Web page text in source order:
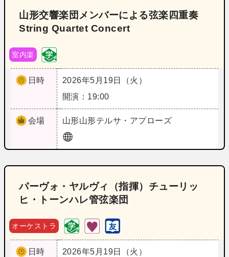
山形交響楽団メンバーによる弦楽四重奏
String Quartet Concert
室内楽
日時
2026年5月19日（火）
開演：19:00
会場 山形山形テルサ・アプローズ
パーヴォ・ヤルヴィ（指揮）チューリッ
ヒ・トーンハレ管弦楽団
オーケストラ
日時
2026年5月19日（火）